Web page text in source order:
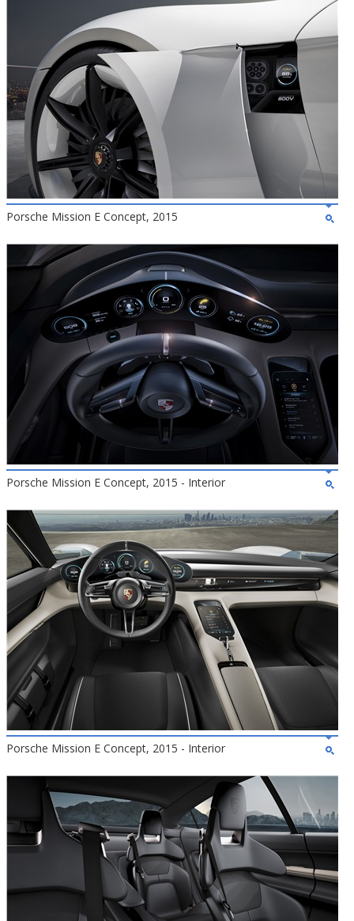
Porsche Mission E Concept, 2015
Porsche Mission E Concept, 2015 - Interior
Porsche Mission E Concept, 2015 - Interior